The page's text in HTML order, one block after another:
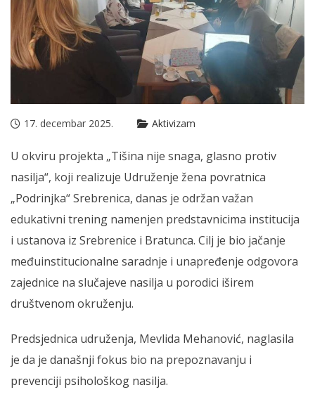
17. decembar 2025. Aktivizam
U okviru projekta „Tišina nije snaga, glasno protiv
nasilja“, koji realizuje Udruženje žena povratnica
„Podrinjka“ Srebrenica, danas je održan važan
edukativni trening namenjen predstavnicima institucija
i ustanova iz Srebrenice i Bratunca. Cilj je bio jačanje
međuinstitucionalne saradnje i unapređenje odgovora
zajednice na slučajeve nasilja u porodici iširem
društvenom okruženju.
Predsjednica udruženja, Mevlida Mehanović, naglasila
je da je današnji fokus bio na prepoznavanju i
prevenciji psihološkog nasilja.